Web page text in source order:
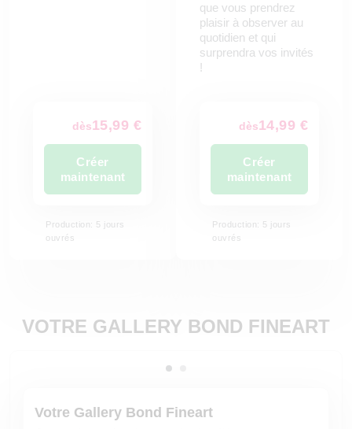
dès15,99 €
Créer
maintenant
Production: 5 jours
ouvrés
que vous prendrez
plaisir à observer au
quotidien et qui
surprendra vos invités
!
dès14,99 €
Créer
maintenant
Production: 5 jours
ouvrés
VOTRE GALLERY BOND FINEART
Votre Gallery Bond Fineart